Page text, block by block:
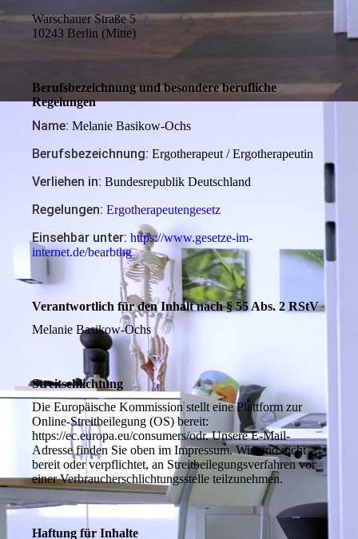
Warschauer Straße 5
10243 Berlin (Mitte)
Berufs­bezeichnung und beson­dere beruf­liche
Regelungen
Name: Melanie Basikow-Ochs
Berufsbezeichnung: Ergotherapeut / Ergotherapeutin
Verliehen in: Bundesrepublik Deutschland
Regelungen: Ergotherapeutengesetz
Einsehbar unter: https://www.gesetze-im-
internet.de/bearbthg
Verant­wort­lich für den Inhalt nach § 55 Abs. 2 RStV
Melanie Basikow-Ochs
Streitschlichtung
Die Europäische Kommission stellt eine Plattform zur
Online-Streitbeilegung (OS) bereit:
https://ec.europa.eu/consumers/odr. Unsere E-Mail-
Adresse finden Sie oben im Impressum. Wir sind nicht
bereit oder verpflichtet, an Streitbeilegungsverfahren vor
einer Verbraucherschlichtungsstelle teilzunehmen.
Haftung für Inhalte